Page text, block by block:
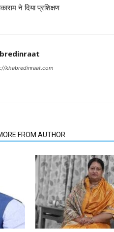
ने दिया प्रशिक्षण
khabredinraat.com
FROM AUTHOR